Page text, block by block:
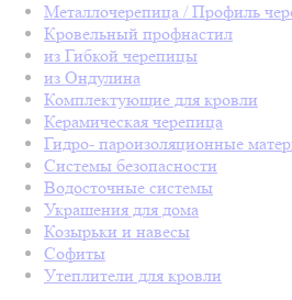
Металлочерепица / Профиль
Кровельный профнастил
из Гибкой черепицы
из Ондулина
Комплектующие для кровли
Керамическая черепица
Гидро- пароизоляционные
Системы безопасности
Водосточные системы
Украшения для дома
Козырьки и навесы
Софиты
Утеплители для кровли